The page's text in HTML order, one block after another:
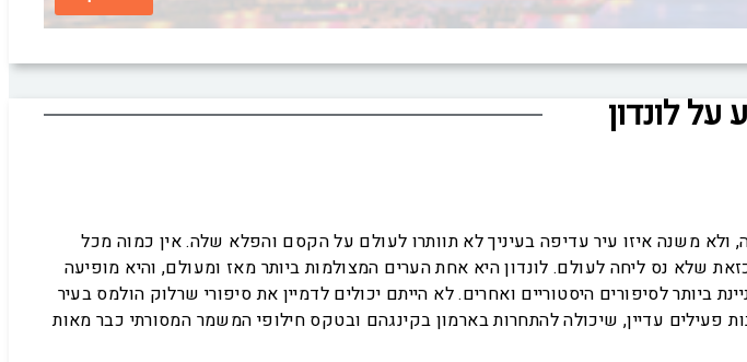
על לונדון
ולא משנה איזו עיר עדיפה בעיניך לא תוותרו לעולם על הקסם והפלא שלה. אין כמוה מכל
שלא נס ליחה לעולם. לונדון היא אחת הערים המצולמות ביותר מאז ומעולם, והיא מופיעה
ביותר לסיפורים היסטוריים ואחרים. לא הייתם יכולים לדמיין את סיפורי שרלוק הולמס בעיר
פעילים עדיין, שיכולה להתחרות בארמון בקינגהם ובטקס חילופי המשמר המסורתי כבר מאות